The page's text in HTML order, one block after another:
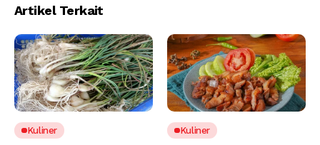
Artikel Terkait
Kuliner Kuliner